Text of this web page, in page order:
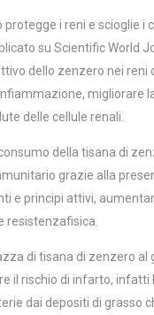
protegge i reni e scioglie i
su Scientific World
dello zenzero nei reni
migliorare
delle cellule renali.
consumo della tisana di
grazie alla
e principi attivi,
resistenzafisica.
di tisana di zenzero al
il rischio di infarto, infatti
dai depositi di grasso